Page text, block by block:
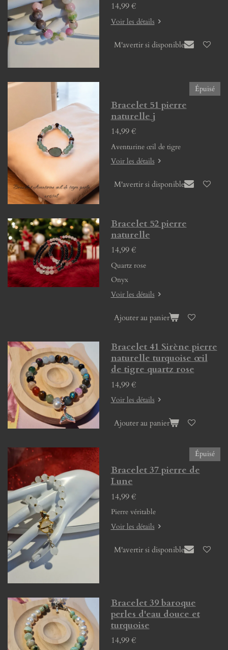
14,99 €
Voir les détails
M'avertir si disponible
Épuisé
Bracelet 51 pierre
naturelle j
14,99 €
Aventurine œil de tigre
Voir les détails
M'avertir si disponible
Bracelet 52 pierre
naturelle
14,99 €
Quartz rose
Onyx
Voir les détails
Ajouter au panier
Bracelet 41 Sirène pierre
naturelle turquoise œil
de tigre quartz rose
14,99 €
Voir les détails
Ajouter au panier
Épuisé
Bracelet 37 pierre de
Lune
14,99 €
Pierre véritable
Voir les détails
M'avertir si disponible
Bracelet 39 baroque
perles d'eau douce et
turquoise
14,99 €